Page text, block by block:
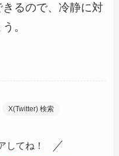
るので、冷静に対
。
X(Twitter) 検索
してね！